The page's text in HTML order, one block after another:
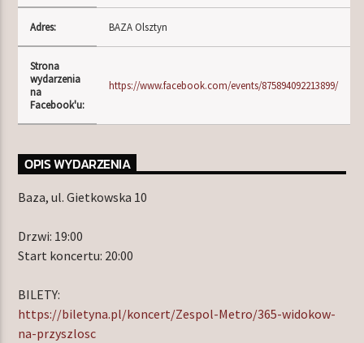
22:00 24:00
Adres: BAZA Olsztyn
Strona
wydarzenia
na
Facebook'u:
https://www.facebook.com/events/875894092213899/
OPIS WYDARZENIA
Baza, ul. Gietkowska 10
Drzwi: 19:00
Start koncertu: 20:00
BILETY:
https://biletyna.pl/koncert/Zespol-Metro/365-widokow-
na-przyszlosc